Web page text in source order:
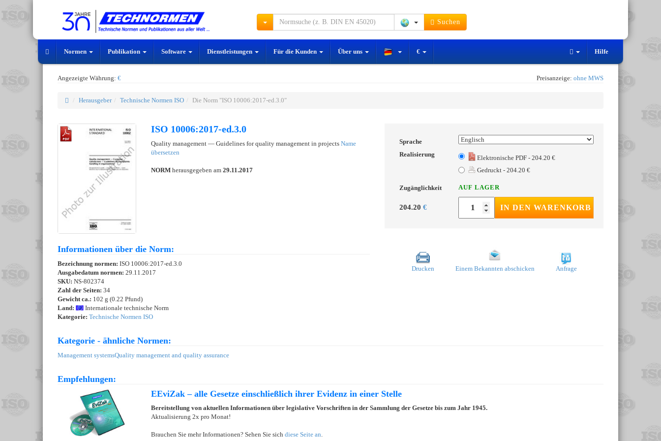
Suchen
Normen Publikation Software Dienstleistungen Für die Kunden Über uns € Hilfe
Angezeigte Währung: € Preisanzeige: ohne MWS
Herausgeber Technische Normen ISO Die Norm "ISO 10006:2017-ed.3.0"
ISO 10006:2017-ed.3.0
Quality management — Guidelines for quality management in projects Name
übersetzen
NORM herausgegeben am 29.11.2017
Sprache
Realisierung
Elektronische PDF - 204.20 €
Gedruckt - 204.20 €
Zugänglichkeit AUF LAGER
204.20 € IN DEN WARENKORB
Informationen über die Norm:
Bezeichnung normen: ISO 10006:2017-ed.3.0
Ausgabedatum normen: 29.11.2017
SKU: NS-802374
Zahl der Seiten: 34
Gewicht ca.: 102 g (0.22 Pfund)
Land:
Internationale technische Norm
Kategorie: Technische Normen ISO
Drucken Einem Bekannten abschicken Anfrage
Kategorie - ähnliche Normen:
Management systemsQuality management and quality assurance
Empfehlungen:
EEviZak – alle Gesetze einschließlich ihrer Evidenz in einer Stelle
Bereitstellung von aktuellen Informationen über legislative Vorschriften in der Sammlung der Gesetze bis zum Jahr 1945.
Aktualisierung 2x pro Monat!
Brauchen Sie mehr Informationen? Sehen Sie sich diese Seite an.